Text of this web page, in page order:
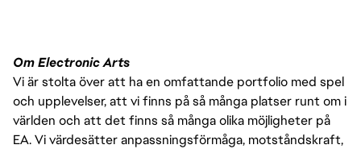
Om Electronic Arts
Vi är stolta över att ha en omfattande portfolio med spel
och upplevelser, att vi finns på så många platser runt om i
världen och att det finns så många olika möjligheter på
EA. Vi värdesätter anpassningsförmåga, motståndskraft,